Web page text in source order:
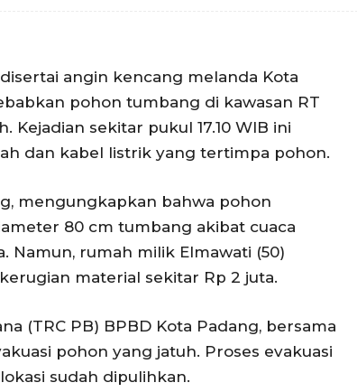
angin kencang melanda Kota
pohon tumbang di kawasan RT
Kejadian sekitar pukul 17.10 WIB ini
dan kabel listrik yang tertimpa pohon.
mengungkapkan bahwa pohon
80 cm tumbang akibat cuaca
Namun, rumah milik Elmawati (50)
material sekitar Rp 2 juta.
(TRC PB) BPBD Kota Padang, bersama
pohon yang jatuh. Proses evakuasi
sudah dipulihkan.